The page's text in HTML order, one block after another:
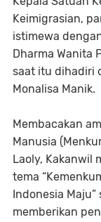
Keimigrasian,
istimewa
Dharma Wanita
saat itu dihadiri
Monalisa Manik.
Membacakan
Manusia
Laoly, Kakanwil
tema
Indonesia
memberikan